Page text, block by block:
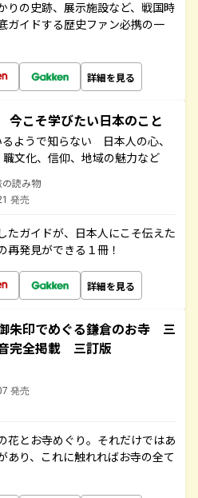
りの史跡、展示施設など、戦国時
ガイドする歴史ファン必携の一
詳細を見る
こそ学びたい日本のこと
るようで知らない 日本人の心、
文化、信仰、地域の魅力など
の読み物
発売
たガイドが、日本人にこそ伝えた
再発見ができる１冊！
詳細を見る
朱印でめぐる鎌倉のお寺 三
完全掲載 三訂版
発売
花とお寺めぐり。それだけではあ
あり、これに触れればお寺の全て